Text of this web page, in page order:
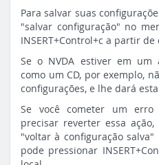
Para salvar suas
"salvar configuração" no
INSERT+Control+c a partir
Se o NVDA estiver em um
como um CD, por exemplo,
configurações, e lhe dará
Se você cometer um erro
precisar reverter essa
"voltar à configuração
pode pressionar